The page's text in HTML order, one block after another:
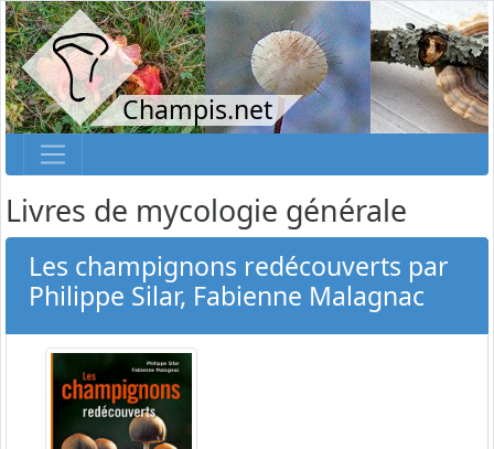
Champis.net
Livres de mycologie générale
Les champignons redécouverts par
Philippe Silar, Fabienne Malagnac